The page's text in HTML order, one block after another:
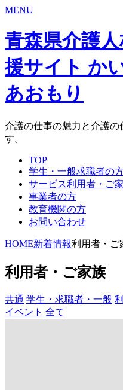
MENU
青森県介護
援サイト か
あおもり
介護の仕事の魅力と介護の
す。
TOP
学生・一般求職者の
サービス利用者・ご
事業者の方
教育機関の方
お問い合わせ
HOME新着情報利用者・ご
利用者・ご家族
共通 学生・求職者・一般
イベント 全て